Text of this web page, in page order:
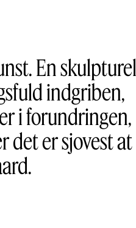
En skulpturel
indgriben,
i forundringen,
det er sjovest at